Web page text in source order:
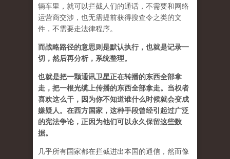
辆车里，就可以拦截人们的通话，不需要和网络
运营商交涉，也无需提前获得搜查令之类的文
件，不需要走法律程序。
而战略路径的意思则是默认执行，也就是记录一
切，然后再分析，系统整理。
也就是把一颗通讯卫星正在转播的东西全部拿
走，把一根光缆上传播的东西全部拿走。当权者
喜欢这么干，因为你不知道谁什么时候就会变成
嫌疑人。在西方国家，这种手段曾经引起过广泛
的宪法争论，正因为他们可以永久保留这些数
据。
几乎所有国家都在拦截进出本国的通信，然而像